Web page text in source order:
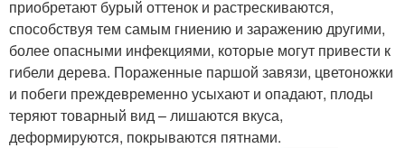
приобретают бурый оттенок и растрескиваются,
способствуя тем самым гниению и заражению другими,
более опасными инфекциями, которые могут привести к
гибели дерева. Пораженные паршой завязи, цветоножки
и побеги преждевременно усыхают и опадают, плоды
теряют товарный вид – лишаются вкуса,
деформируются, покрываются пятнами.